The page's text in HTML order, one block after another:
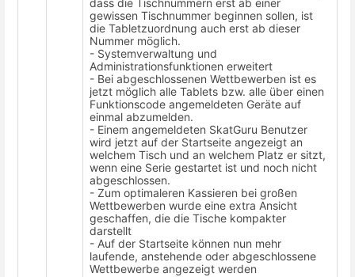
dass die Tischnummern erst ab einer
gewissen Tischnummer beginnen sollen, ist
die Tabletzuordnung auch erst ab dieser
Nummer möglich.
- Systemverwaltung und
Administrationsfunktionen erweitert
- Bei abgeschlossenen Wettbewerben ist es
jetzt möglich alle Tablets bzw. alle über einen
Funktionscode angemeldeten Geräte auf
einmal abzumelden.
- Einem angemeldeten SkatGuru Benutzer
wird jetzt auf der Startseite angezeigt an
welchem Tisch und an welchem Platz er sitzt,
wenn eine Serie gestartet ist und noch nicht
abgeschlossen.
- Zum optimaleren Kassieren bei großen
Wettbewerben wurde eine extra Ansicht
geschaffen, die die Tische kompakter
darstellt
- Auf der Startseite können nun mehr
laufende, anstehende oder abgeschlossene
Wettbewerbe angezeigt werden